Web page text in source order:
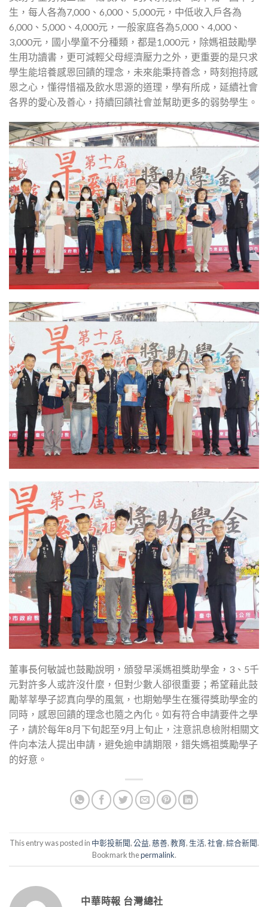
生，每人各為7,000、6,000、5,000元，中低收入戶各為
6,000、5,000、4,000元，一般家庭各為5,000、4,000、
3,000元，國小學童不分種類，都是1,000元，除媽祖鼓勵學
生用功讀書，更可減輕父母經濟壓力之外，更重要的是只求
學生能培養感恩回饋的理念，未來能秉持善念，時刻抱持感
恩之心，懂得惜福及飲水思源的道理，學有所成，延續社會
各界的愛心及善心，持續回饋社會並幫助更多的弱勢學生。
董事長何敏誠也鼓勵說明，頒發旱溪媽祖獎助學金，3、5千
元對許多人或許沒什麼，但對少數人卻很重要；希望藉此鼓
勵莘莘學子認真向學的風氣，也期勉學生在獲得獎助學金的
同時，感恩回饋的理念也隨之內化。如有符合申請要件之學
子，請於每年8月下旬起至9月上旬止，注意訊息檢附相關文
件向本法人提出申請，避免逾申請期限，錯失媽祖獎勵學子
的好意。
This entry was posted in 中彰投新聞,公益,慈善,教育,生活,社會,綜合新聞.
Bookmark thepermalink.
中華時報 台灣總社